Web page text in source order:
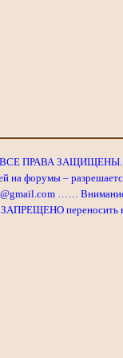
ПРАВА ЗАЩИЩЕНЫ.
на форумы –
……
переносить в